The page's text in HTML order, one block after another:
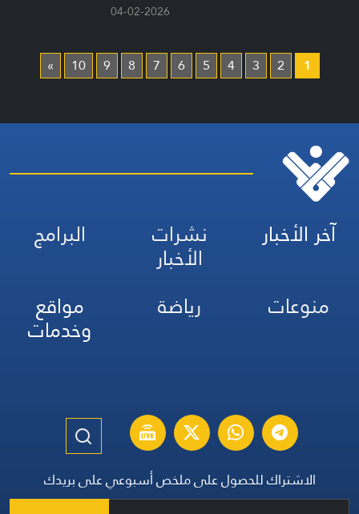
04-02-2026
1
2
3
4
5
6
7
8
9
10
»
آخر الأخبار نشرات
الأخبار
البرامج
منوعات
رياضة مواقع
وخدمات
الاشتراك للحصول على ملخص أسبوعي على بريدك